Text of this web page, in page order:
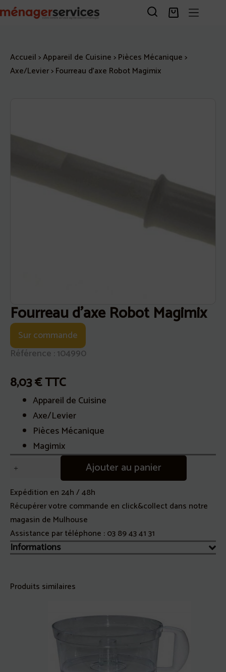
au
Panier
Accueil>Appareil de Cuisine>Pièces Mécanique>
Axe/Levier>Fourreau d’axe Robot Magimix
Fourreau d’axe Robot Magimix
Sur commande
Référence : 104990
8,03€TTC
Appareil de Cuisine
Axe/Levier
Pièces Mécanique
Magimix
quantité
Fourreau
d'axe
Robot
Magimix
Ajouter au panier
Expédition en 24h / 48h
Récupérer votre commande en click&collect dans notre
magasin de Mulhouse
Assistance par téléphone :03 89 43 41 31
Informations
Produits similaires